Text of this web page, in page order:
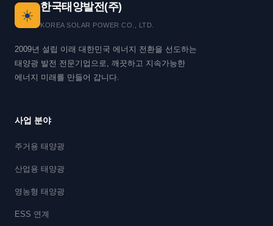
☀️
한국태양발전(주)
KOREA SOLAR POWER CO., LTD.
2009년 설립 이래 대한민국 에너지 전환을 선도하는
태양광 발전 전문기업으로, 깨끗하고 지속가능한
에너지 미래를 만들어 갑니다.
사업 분야
주거용 태양광
산업용 태양광
영농형 태양광
ESS 연계